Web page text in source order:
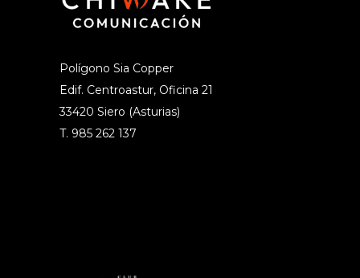
Polígono Sia Copper
Edif. Centroastur, Oficina 21
33420 Siero (Asturias)
T. 985 262 137